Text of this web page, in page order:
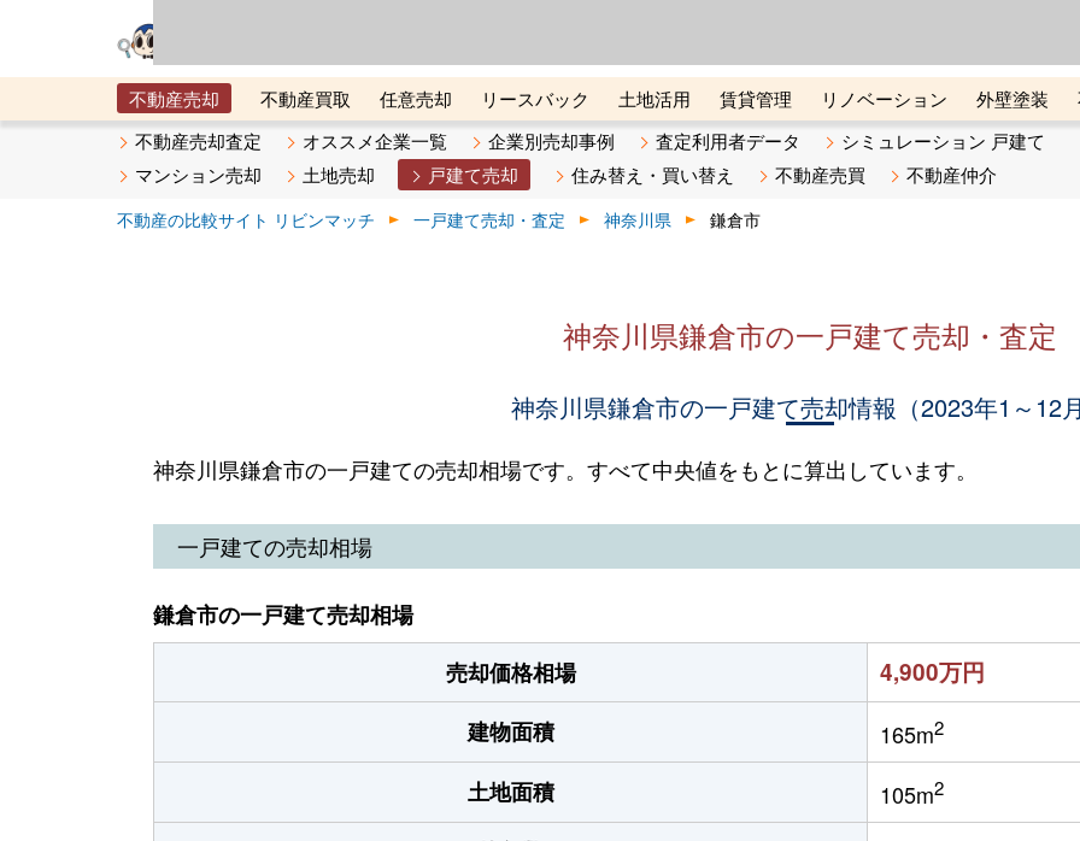
不動産売却 不動産買取 任意売却 リースバック 土地活用 賃貸管理 リノベーション 外壁塗装
メタ住宅展示場
ベスト不動産カンパニー オンライン講座 リビンマガジンBiz 不動産売却ご相談デスク
不動産売却査定 オススメ企業一覧 企業別売却事例 査定利用者データ
シミュレーション 戸建て
マンション売却
土地売却 戸建て売却 住み替え・買い替え 不動産売買 不動産仲介
不動産の比較サイト リビンマッチ 一戸建て売却・査定 神奈川県 鎌倉市
神奈川県鎌倉市の一戸建て売却・査定
神奈川県鎌倉市の一戸建て売却情報（2023年1～12月
神奈川県鎌倉市の一戸建ての売却相場です。すべて中央値をもとに算出しています。
一戸建ての売却相場
鎌倉市の一戸建て売却相場
売却価格相場
4,900万円
建物面積 165m2
土地面積 105m2